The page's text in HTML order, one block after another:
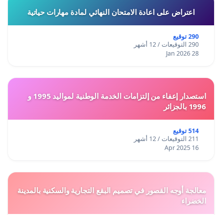
اعتراض على اعادة الامتحان النهائي لمادة مهارات حياتية
290 توقيع
290 التوقيعات / 12 أشهر
28 Jan 2026
استصدار إعفاء من إلتزامات الخدمة الوطنية لمواليد 1995 و
1996 بالجزائر
514 توقيع
211 التوقيعات / 12 أشهر
16 Apr 2025
معالجة أوجه القصور في تصميم البقع التجارية والسكنية بالمدينة
الخضراء